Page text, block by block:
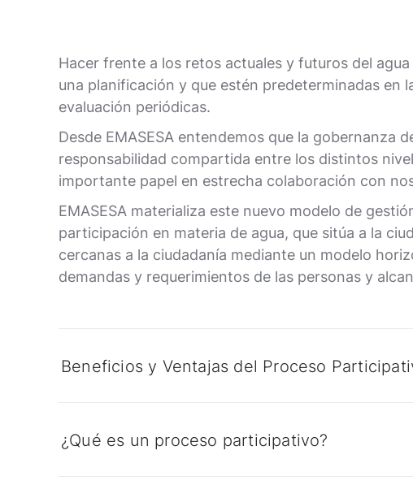
Hacer frente a los retos actuales y futuros del
una planificación y que estén predeterminadas en
evaluación periódicas.
Desde EMASESA entendemos que la gobernanza
responsabilidad compartida entre los distintos
importante papel en estrecha colaboración con
EMASESA materializa este nuevo modelo de
participación en materia de agua, que sitúa a la
cercanas a la ciudadanía mediante un modelo
demandas y requerimientos de las personas y
Beneficios y Ventajas del Proceso
¿Qué es un proceso participativo?